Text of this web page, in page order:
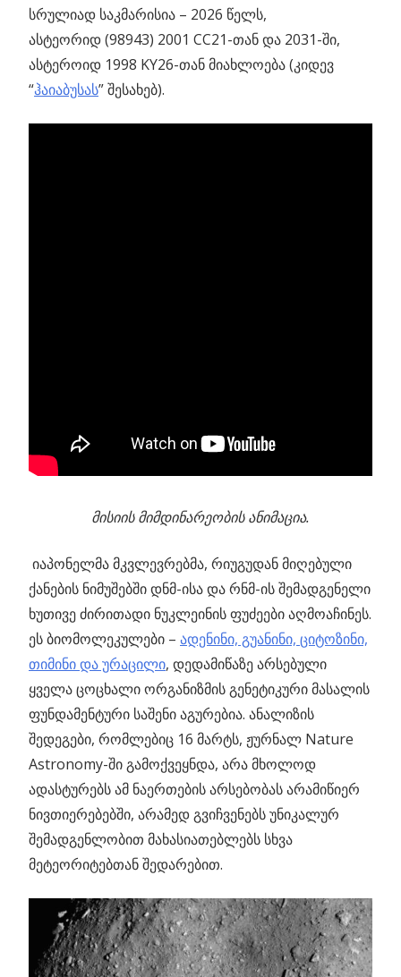
სრულიად საკმარისია – 2026 წელს,
ასტეორიდ (98943) 2001 CC21-თან და 2031-ში,
ასტეროიდ 1998 KY26-თან მიახლოება (კიდევ
“ჰაიაბუსას” შესახებ).
მისიის მიმდინარეობის ანიმაცია.
იაპონელმა მკვლევრებმა, რიუგუდან მიღებული
ქანების ნიმუშებში დნმ-ისა და რნმ-ის შემადგენელი
ხუთივე ძირითადი ნუკლეინის ფუძეები აღმოაჩინეს.
ეს ბიომოლეკულები – ადენინი, გუანინი, ციტოზინი,
თიმინი და ურაცილი, დედამიწაზე არსებული
ყველა ცოცხალი ორგანიზმის გენეტიკური მასალის
ფუნდამენტური საშენი აგურებია. ანალიზის
შედეგები, რომლებიც 16 მარტს, ჟურნალ Nature
Astronomy-ში გამოქვეყნდა, არა მხოლოდ
ადასტურებს ამ ნაერთების არსებობას არამიწიერ
ნივთიერებებში, არამედ გვიჩვენებს უნიკალურ
შემადგენლობით მახასიათებლებს სხვა
მეტეორიტებთან შედარებით.